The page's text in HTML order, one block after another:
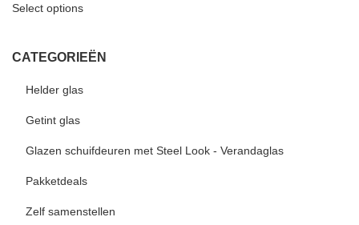
CATEGORIEËN
Helder glas
Getint glas
Glazen schuifdeuren met Steel Look - Verandaglas
Pakketdeals
Zelf samenstellen
Select options